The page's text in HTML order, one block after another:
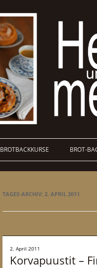
BROTBACKKURSE BROT-
TAGES-ARCHIV: 2. APRIL 2011
2. April 2011
Korvapuustit –